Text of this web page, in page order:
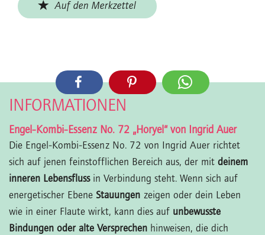
Auf den Merkzettel
INFORMATIONEN
Engel-Kombi-Essenz No. 72 „Horyel“ von Ingrid Auer
Die Engel-Kombi-Essenz No. 72 von Ingrid Auer richtet
sich auf jenen feinstofflichen Bereich aus, der mit deinem
inneren Lebensflussin Verbindung steht. Wenn sich auf
energetischer Ebene Stauungen zeigen oder dein Leben
wie in einer Flaute wirkt, kann dies auf unbewusste
Bindungen oder alte Versprechen hinweisen, die dich